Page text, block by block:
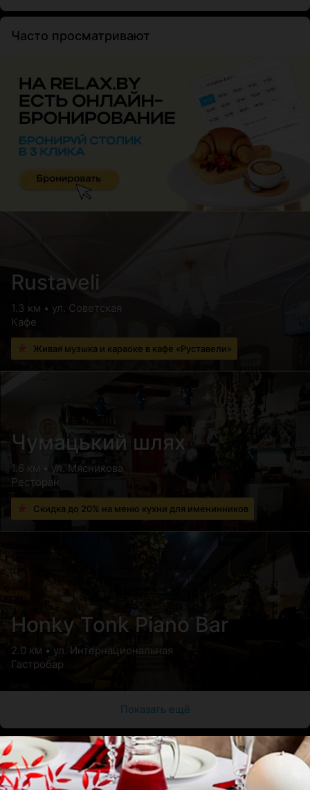
Часто просматривают
Rustaveli
1.3 км • ул. Советская
Кафе
Живая музыка и караоке в кафе «Руставели»
Чумацький шлях
1.6 км • ул. Мясникова
Ресторан
Скидка до 20% на меню кухни для именинников
Honky Tonk Piano Bar
2.0 км • ул. Интернациональная
Гастробар
Показать ещё